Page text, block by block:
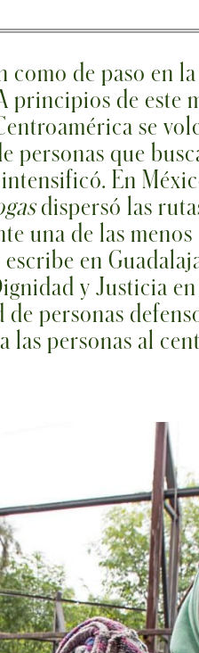
como de paso en la
principios de este
se
personas que
En
dispersó las
una de las menos
en
y Justicia
personas
las personas al